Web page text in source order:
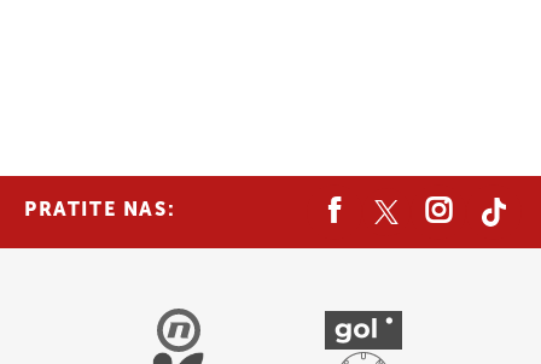
PRATITE NAS: